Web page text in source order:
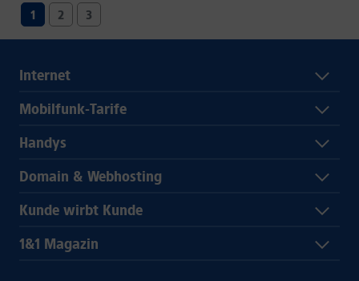
1 2 3
Internet
Mobilfunk-Tarife
Handys
Domain & Webhosting
Kunde wirbt Kunde
1&1 Magazin